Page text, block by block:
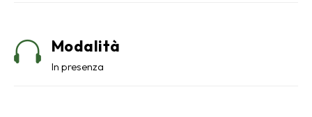
 Modalità
In presenza